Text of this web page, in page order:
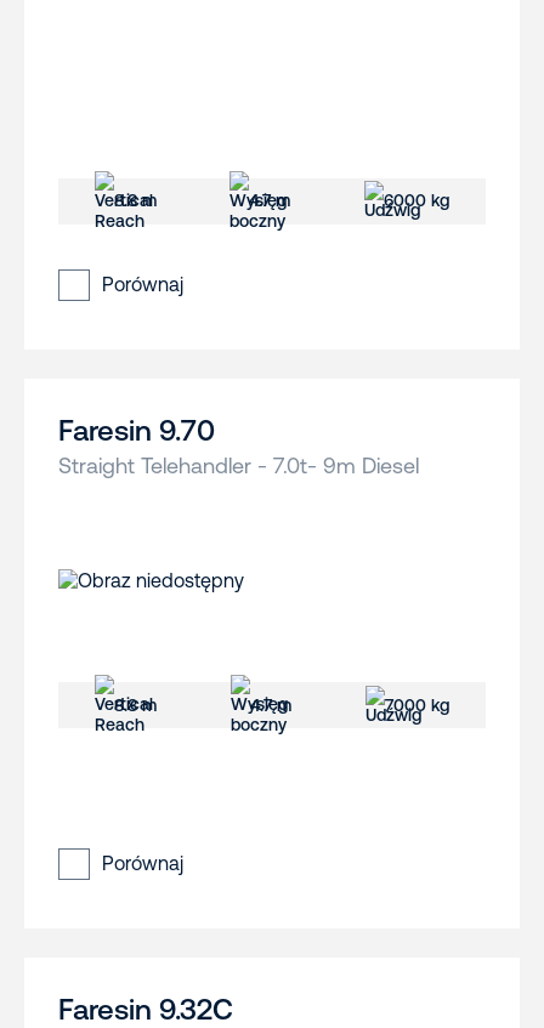
8.8 m 4.7 m 6000 kg
Porównaj
Faresin 9.70
Straight Telehandler - 7.0t- 9m Diesel
8.8 m 4.7 m 7000 kg
Porównaj
Faresin 9.32C